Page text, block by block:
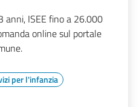
anni, ISEE fino a 26.000
online sul portale
per l'infanzia